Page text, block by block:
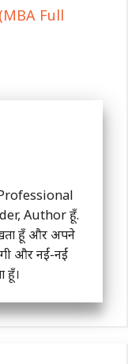
Full
Author हूँ.
हूँ और अपने
और नईं-नईं
हूँ।